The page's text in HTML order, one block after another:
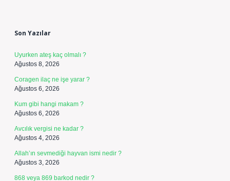
Son Yazılar
Uyurken ateş kaç olmalı ?
Ağustos 8, 2026
Coragen ilaç ne işe yarar ?
Ağustos 6, 2026
Kum gibi hangi makam ?
Ağustos 6, 2026
Avcılık vergisi ne kadar ?
Ağustos 4, 2026
Allah’ın sevmediği hayvan ismi nedir ?
Ağustos 3, 2026
868 veya 869 barkod nedir ?